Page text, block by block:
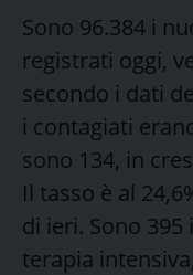
Sono 96.384 i
registrati oggi,
secondo i dati
i contagiati
sono 134, in
Il tasso è al
di ieri. Sono
terapia